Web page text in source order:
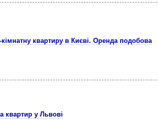
квартиру в Києві. Оренда подобова
квартир у Львові